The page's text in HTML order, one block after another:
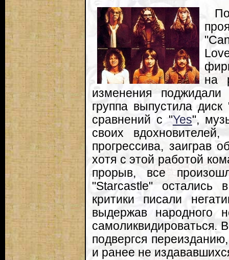
на
изменения
группа выпустила
сравнений с "Yes",
своих
прогрессива, заиграв
хотя с этой работой
прорыв, все
"Starcastle"
критики писали
выдержав народного
самоликвидироваться.
подвергся
и ранее не